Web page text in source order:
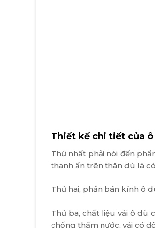
Thiết kế chi tiết của
Thứ nhất phải nói đến
thanh ấn trên thân dù là
Thứ hai, phần bán kính ô
Thứ ba, chất liệu vải ô dù
chống thấm nước, vải có